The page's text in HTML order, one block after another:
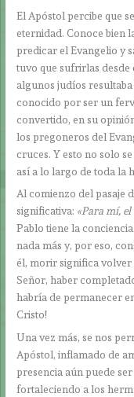
El Apóstol percibe que
eternidad. Conoce bien
predicar el Evangelio y
tuvo que sufrirlas desde
algunos judíos
conocido por ser un
convertido, en su
los pregoneros del
cruces. Y esto no solo
así a lo largo de toda la
Al comienzo del pasaje
significativa: «Para mí,
Pablo tiene la
nada más y, por eso,
él, morir significa volver
Señor, haber
habría de permanecer
Cristo!
Una vez más, se nos
Apóstol, inflamado de
presencia aún puede
fortaleciendo a los